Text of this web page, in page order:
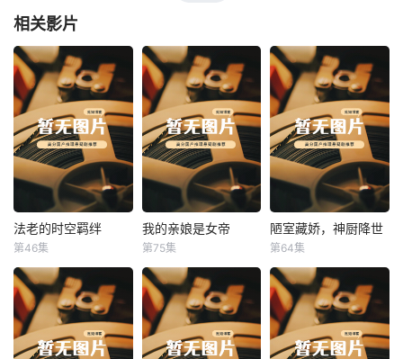
相关影片
法老的时空羁绊
法老的时空羁绊
第46集
我的亲娘是女帝
我的亲娘是女帝
第75集
陋室藏娇，神厨降世
陋室藏娇，神厨降世
第64集